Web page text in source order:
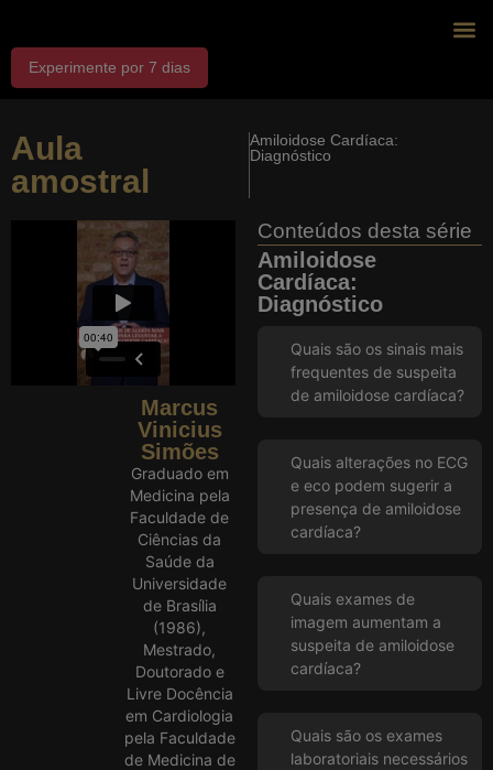
Experimente por 7 dias
Aula
amostral
Amiloidose Cardíaca:
Diagnóstico
Marcus
Vinicius
Simões
Graduado em
Medicina pela
Faculdade de
Ciências da
Saúde da
Universidade
de Brasília
(1986),
Mestrado,
Doutorado e
Livre Docência
em Cardiologia
pela Faculdade
de Medicina de
Conteúdos desta série
Amiloidose
Cardíaca:
Diagnóstico
Quais são os sinais mais
frequentes de suspeita
de amiloidose cardíaca?
Quais alterações no ECG
e eco podem sugerir a
presença de amiloidose
cardíaca?
Quais exames de
imagem aumentam a
suspeita de amiloidose
cardíaca?
Quais são os exames
laboratoriais necessários